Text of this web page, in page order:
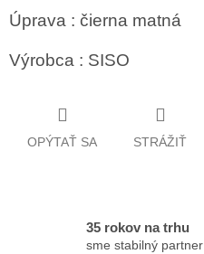
Úprava : čierna matná
Výrobca : SISO
OPÝTAŤ SA STRÁŽIŤ
35 rokov na trhu
sme stabilný partner